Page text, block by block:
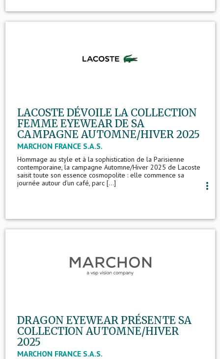
LACOSTE DÉVOILE LA COLLECTION
FEMME EYEWEAR DE SA
CAMPAGNE AUTOMNE/HIVER 2025
MARCHON FRANCE S.A.S.
Hommage au style et à la sophistication de la Parisienne
contemporaine, la campagne Automne/Hiver 2025 de Lacoste
saisit toute son essence cosmopolite : elle commence sa
journée autour d’un café, parc [...]
more_vert
DRAGON EYEWEAR PRÉSENTE SA
COLLECTION AUTOMNE/HIVER
2025
MARCHON FRANCE S.A.S.